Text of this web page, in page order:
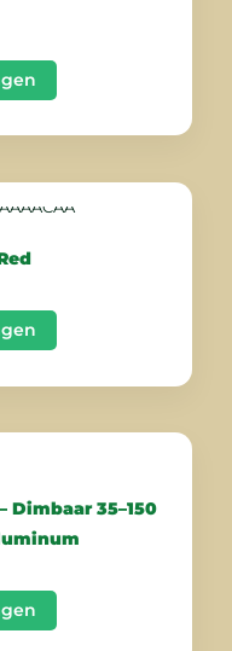
Dimbaar 35–150